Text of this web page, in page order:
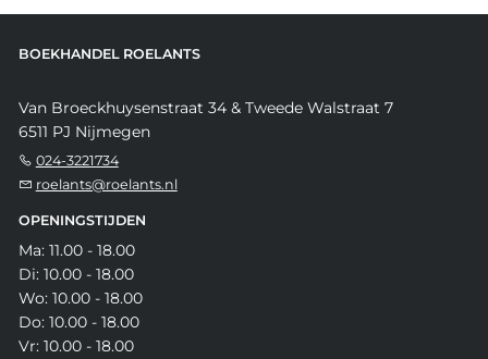
BOEKHANDEL ROELANTS
Van Broeckhuysenstraat 34 & Tweede Walstraat 7
6511 PJ Nijmegen
024-3221734
roelants@roelants.nl
OPENINGSTIJDEN
Ma: 11.00 - 18.00
Di: 10.00 - 18.00
Wo: 10.00 - 18.00
Do: 10.00 - 18.00
Vr: 10.00 - 18.00